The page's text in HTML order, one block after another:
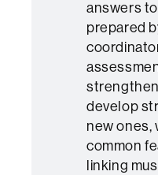
answers
prepared
develop
new ones,
common
linking